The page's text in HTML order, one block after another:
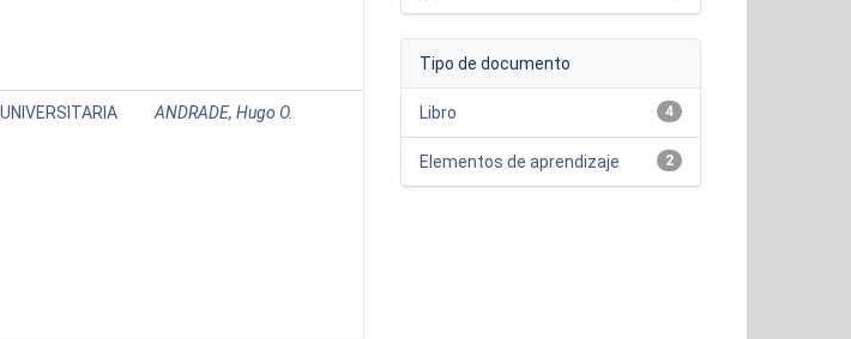
ANDRADE, Hugo O.
Tipo de documento
4
Libro
2
Elementos de aprendizaje